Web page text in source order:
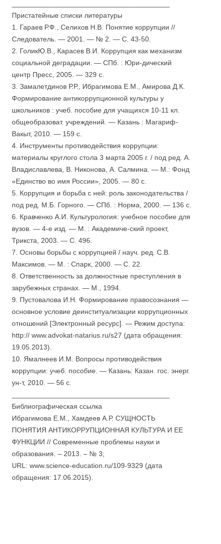
Пристатейные списки литературы
1. Гараев Р.Ф., Селихов Н.В. Понятие коррупции //
Следователь. — 2001. — № 2. — С. 43-50.
2. ГоликЮ.В., Карасев В.И. Коррупция как механизм
социальной деградации. — СПб. : Юри-дический
центр Пресс, 2005. — 329 с.
3. Замалетдинов Р.Р., Ибрагимова Е.М., Амирова Д.К.
Формирование антикоррупционной культуры у
школьников : учеб. пособие для учащихся 10-11 кл.
общеобразоват. учреждений. — Казань : Магариф-
Вакыт, 2010. — 159 с.
4. Инструменты противодействия коррупции:
материалы круглого стола 3 марта 2005 г. / под ред. А.
Владиславлева, В. Никонова, А. Салмина. — М.: Фонд
«Единство во имя России», 2005. — 80 с.
5. Коррупция и борьба с ней: роль законодательства /
под ред. М.Б. Горного. — СПб. : Норма, 2000. — 136 с.
6. Кравченко А.И. Культурология: учебное пособие для
вузов. — 4-е изд. — М. : Академиче-ский проект,
Трикста, 2003. — С. 496.
7. Основы борьбы с коррупцией / науч. ред. С.В.
Максимов. — М. : Спарк, 2000. — С. 22.
8. Ответственность за должностные преступления в
зарубежных странах. — М., 1994.
9. Пустовалова И.Н. Формирование правосознания —
основное условие деинституализации коррупционных
отношений [Электронный ресурс]. — Режим доступа:
http:// www.advokat-natarius.ru/s27 (дата обращения:
19.05.2013).
10. Ямалнеев И.М. Вопросы противодействия
коррупции: учеб. пособие. — Казань: Казан. гос. энерг.
ун-т, 2010. — 56 c.
Библиографическая ссылка
Ибрагимова Е.М., Хамдеев А.Р. СУЩНОСТЬ
ПОНЯТИЯ АНТИКОРРУПЦИОННАЯ КУЛЬТУРА И ЕЕ
ФУНКЦИИ // Современные проблемы науки и
образования. – 2013. – № 3;
URL: www.science-education.ru/109-9329 (дата
обращения: 17.06.2015).